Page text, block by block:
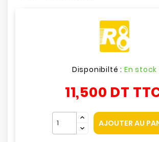
Disponibilté : En stock
11,500 DT
AJOUTER AU